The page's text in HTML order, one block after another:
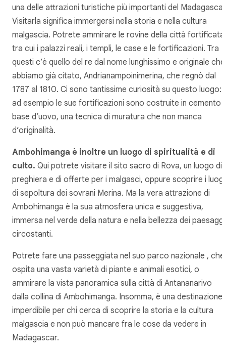
una delle attrazioni turistiche più importanti del
Visitarla significa immergersi nella storia e nella cultura
malgascia. Potrete ammirare le rovine della città fortificata,
tra cui i palazzi reali, i templi, le case e le fortificazioni. Tra
questi c’è quello del re dal nome lunghissimo e originale che
abbiamo già citato, Andrianampoinimerina, che regnò dal
1787 al 1810. Ci sono tantissime curiosità su questo luogo:
ad esempio le sue fortificazioni sono costruite in cemento
base d’uovo, una tecnica di muratura che non manca
d’originalità.
Ambohimanga è inoltre un luogo di spiritualità e di
culto. Qui potrete visitare il sito sacro di Rova, un luogo di
preghiera e di offerte per i malgasci, oppure scoprire i
di sepoltura dei sovrani Merina. Ma la vera attrazione di
Ambohimanga è la sua atmosfera unica e suggestiva,
immersa nel verde della natura e nella bellezza dei paesaggi
circostanti.
Potrete fare una passeggiata nel suo parco nazionale , che
ospita una vasta varietà di piante e animali esotici, o
ammirare la vista panoramica sulla città di Antananarivo
dalla collina di Ambohimanga. Insomma, è una destinazione
imperdibile per chi cerca di scoprire la storia e la cultura
malgascia e non può mancare fra le cose da vedere in
Madagascar.